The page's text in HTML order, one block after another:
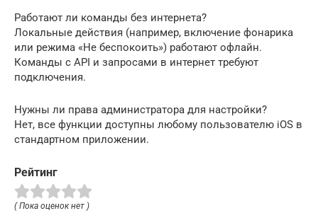
Работают ли команды без интернета?
Локальные действия (например, включение фонарика
или режима «Не беспокоить») работают офлайн.
Команды с API и запросами в интернет требуют
подключения.
Нужны ли права администратора для настройки?
Нет, все функции доступны любому пользователю iOS в
стандартном приложении.
Рейтинг
( Пока оценок нет )